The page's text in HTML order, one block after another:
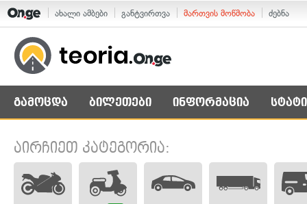
ახალი ამბები განტვირთვა მართვის მოწმობა ძებნა
გამოცდა ბილეთები ინფორმაცია
აირჩიეთ კატეგორია: